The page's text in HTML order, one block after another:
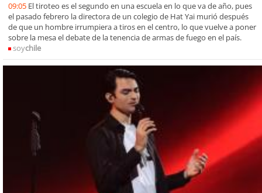
09:05 El tiroteo es el segundo en una escuela en lo que va de año, pues
el pasado febrero la directora de un colegio de Hat Yai murió después
de que un hombre irrumpiera a tiros en el centro, lo que vuelve a poner
sobre la mesa el debate de la tenencia de armas de fuego en el país.
soychile